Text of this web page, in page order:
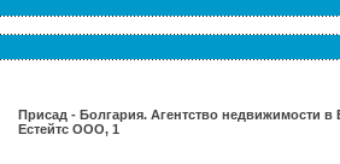
Присад - Болгария. Агентство недвижимости в
Естейтс ООО, 1